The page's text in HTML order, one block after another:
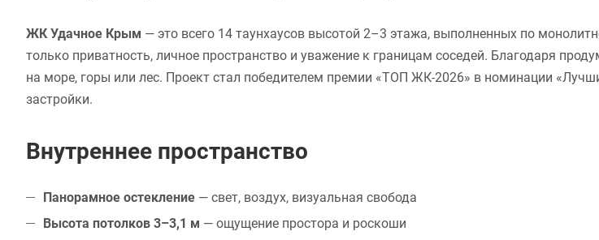
ЖК Удачное Крым — это всего 14 таунхаусов высотой 2–3 этажа, выполненных по
только приватность, личное пространство и уважение к границам соседей. Благодаря
на море, горы или лес. Проект стал победителем премии «ТОП ЖК-2026» в номинации
застройки.
Внутреннее пространство
Панорамное остекление — свет, воздух, визуальная свобода
Высота потолков 3–3,1 м — ощущение простора и роскоши